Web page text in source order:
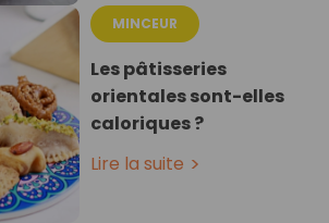
MINCEUR
Les pâtisseries
orientales sont-elles
caloriques ?
Lire la suite